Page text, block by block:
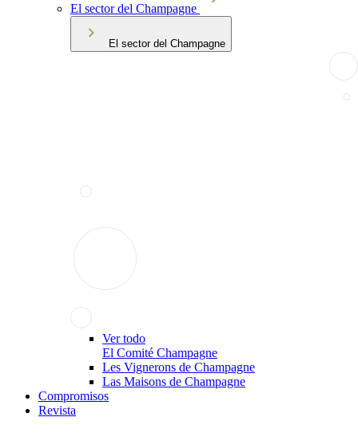
El sector del Champagne
El sector del Champagne
Ver todo
El Comité Champagne
Les Vignerons de Champagne
Las Maisons de Champagne
Compromisos
Revista